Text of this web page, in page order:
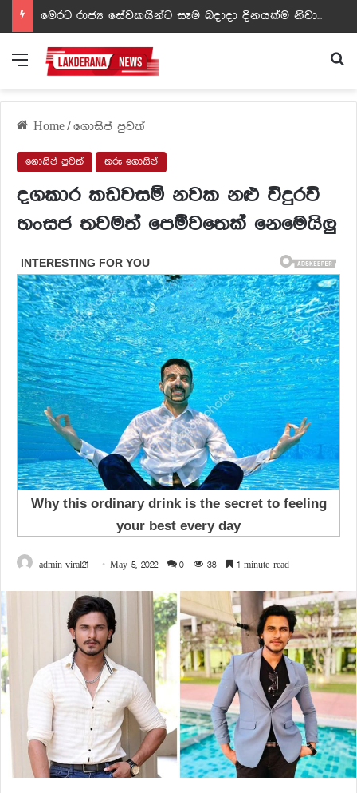
ඩඩ්ලිට දෙවෙනි නොවූ රත්න සහල් අධිපති..- PHOTOS
Menu
Home/ගොසිප් පුවත්
ගොසිප් පුවත් තරු ගොසිප්
දගකාර කඩවසම් නවක නළු විදුරවි
හංසජ තවමත් පෙම්වතෙක් නෙමෙයිලු
admin-viral21 May 5, 2022 0 38 1 minute read